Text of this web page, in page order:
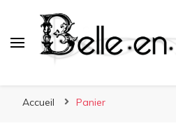
Accueil Panier